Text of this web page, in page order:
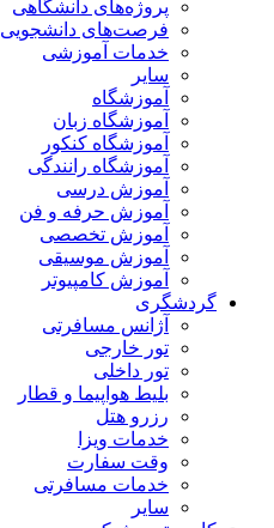
پروژه‌های دانشگاهی
فرصت‌های دانشجویی
خدمات آموزشی
سایر
آموزشگاه
آموزشگاه زبان
آموزشگاه کنکور
آموزشگاه رانندگی
آموزش درسی
آموزش حرفه و فن
آموزش تخصصی
آموزش موسیقی
آموزش کامپیوتر
گردشگری
آژانس مسافرتی
تور خارجی
تور داخلی
بلیط هواپیما و قطار
رزرو هتل
خدمات ویزا
وقت سفارت
خدمات مسافرتی
سایر